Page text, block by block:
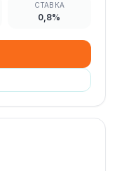
СТАВКА
0,8%